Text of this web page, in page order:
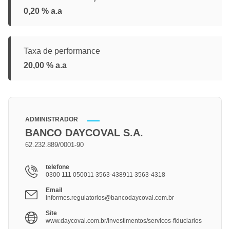
0,20 % a.a
Taxa de performance
20,00 % a.a
ADMINISTRADOR
BANCO DAYCOVAL S.A.
62.232.889/0001-90
telefone
0300 111 050011 3563-438911 3563-4318
Email
informes.regulatorios@bancodaycoval.com.br
Site
www.daycoval.com.br/investimentos/servicos-fiduciarios